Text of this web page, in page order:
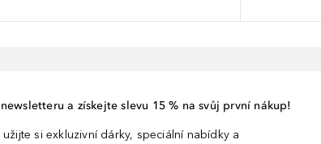
a získejte slevu 15 % na svůj první nákup!
si exkluzivní dárky, speciální nabídky a